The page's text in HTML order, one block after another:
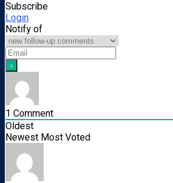
Subscribe
Login
Notify of
1 Comment
Oldest
Newest Most Voted